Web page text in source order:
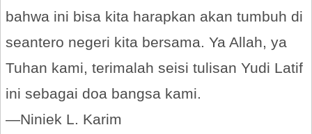
bahwa ini bisa kita harapkan akan tumbuh di
seantero negeri kita bersama. Ya Allah, ya
Tuhan kami, terimalah seisi tulisan Yudi Latif
ini sebagai doa bangsa kami.
—Niniek L. Karim